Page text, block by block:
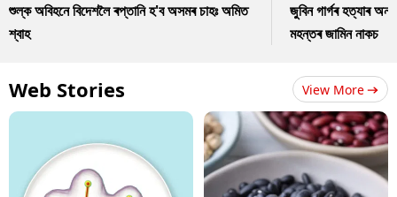
শুল্ক অবিহনে বিদেশলৈ ৰপ্তানি হ'ব অসমৰ চাহঃ অমিত
শ্বাহ
জুবিন গাৰ্গৰ হত্যাৰ
মহন্তৰ জামিন নাকচ
Web Stories View More